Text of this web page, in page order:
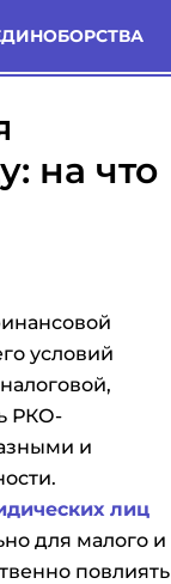
на что
условий
РКО-
и
лиц
для малого и
повлиять